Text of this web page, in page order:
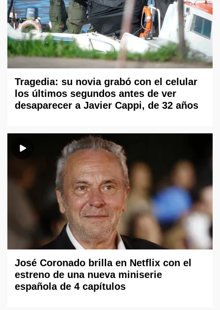
Tragedia: su novia grabó con el celular
los últimos segundos antes de ver
desaparecer a Javier Cappi, de 32 años
José Coronado brilla en Netflix con el
estreno de una nueva miniserie
española de 4 capítulos